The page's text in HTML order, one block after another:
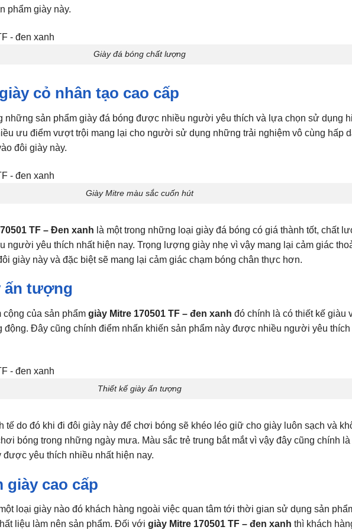
phẩm giày này.
Giày đá bóng chất lượng
cỏ nhân tạo cao cấp
những sản phẩm giày đá bóng được nhiều người yêu thích và lựa chọn sử dụng
ưu điểm vượt trội mang lại cho người sử dụng những trải nghiệm vô cùng hấp
đôi giày này.
Giày Mitre màu sắc cuốn hút
TF – Đen xanh là một trong những loại giày đá bóng có giá thành tốt, chất
người yêu thích nhất hiện nay. Trọng lượng giày nhẹ vì vậy mang lại cảm giác
giày này và đặc biệt sẽ mang lại cảm giác chạm bóng chân thực hơn.
ấn tượng
cộng của sản phẩm giày Mitre 170501 TF – đen xanh đó chính là có thiết kế giàu
động. Đây cũng chính điểm nhấn khiến sản phẩm này được nhiều người yêu thích
Thiết kế giày ấn tượng
tế do đó khi đi đôi giày này để chơi bóng sẽ khéo léo giữ cho giày luôn sạch và
bóng trong những ngày mưa. Màu sắc trẻ trung bắt mắt vì vậy đây cũng chính là
yêu thích nhiều nhất hiện nay.
giày cao cấp
loại giày nào đó khách hàng ngoài việc quan tâm tới thời gian sử dụng sản
liệu làm nên sản phẩm. Đối với giày Mitre 170501 TF – đen xanh thì khách